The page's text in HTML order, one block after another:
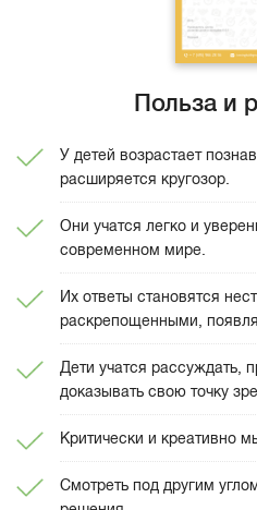
Польза и
У детей возрастает
расширяется кругозор.
Они учатся легко и
современном мире.
Их ответы становятся
раскрепощенными,
Дети учатся рассуждать,
доказывать свою точку
Критически и креативно
Смотреть под другим